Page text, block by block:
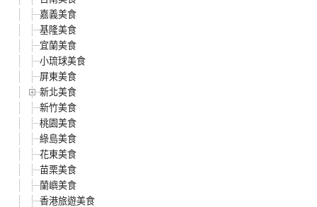
嘉義美食
基隆美食
宜蘭美食
小琉球美食
屏東美食
新北美食
新竹美食
桃園美食
綠島美食
花東美食
苗栗美食
蘭嶼美食
香港旅遊美食